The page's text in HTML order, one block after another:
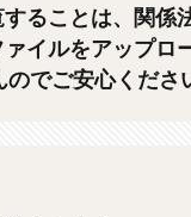
ることは、関係
イルをアップロ
でご安心くださ